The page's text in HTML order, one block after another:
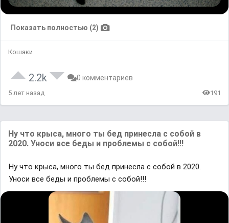
Показать полностью (2)
Кошаки
2.2k 0 комментариев
5 лет назад 191
Ну что крыса, много ты бед принесла с собой в
2020. Уноси все беды и проблемы с собой!!!
Ну что крыса, много ты бед принесла с собой в 2020.
Уноси все беды и проблемы с собой!!!